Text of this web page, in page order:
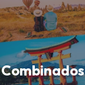
Combinados